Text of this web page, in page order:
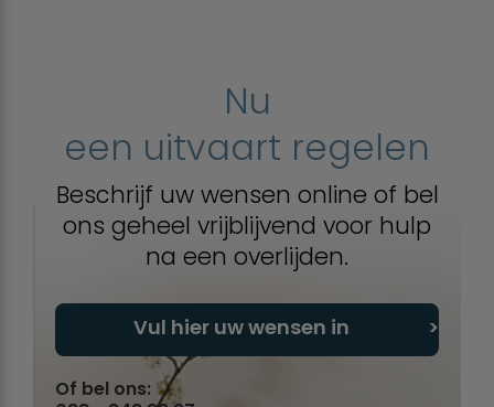
Nu
een uitvaart regelen
Beschrijf uw wensen online of bel
ons geheel vrijblijvend voor hulp
na een overlijden.
Vul hier uw wensen in
Of bel ons: